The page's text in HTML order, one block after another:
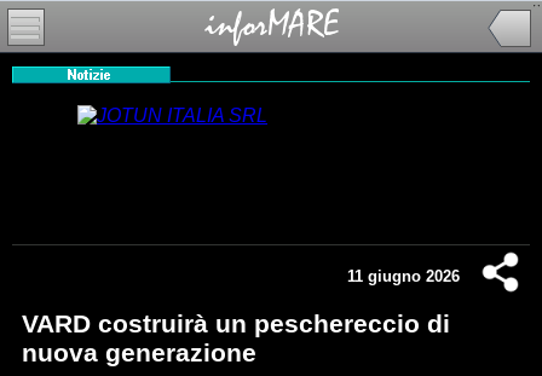
11 giugno 2026
VARD costruirà un peschereccio di
nuova generazione